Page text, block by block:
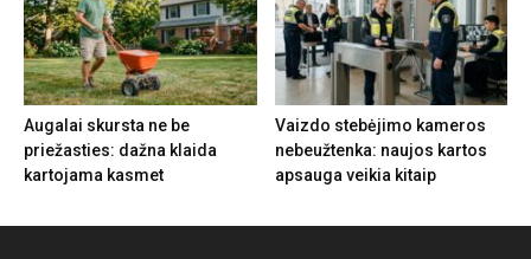
Augalai skursta ne be
priežasties: dažna klaida
kartojama kasmet
Vaizdo stebėjimo kameros
nebeužtenka: naujos kartos
apsauga veikia kitaip